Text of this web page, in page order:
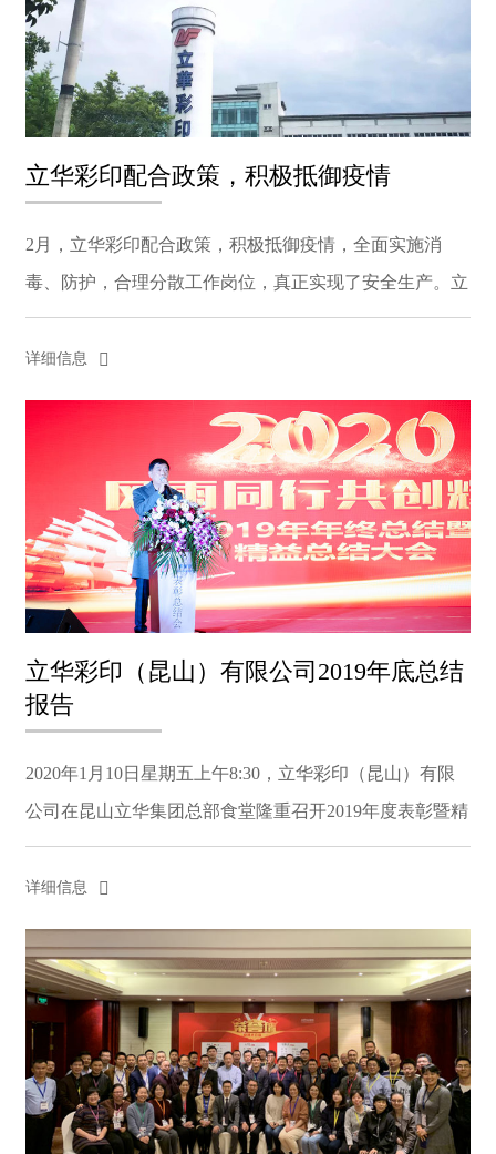
立华彩印配合政策，积极抵御疫情
2月，立华彩印配合政策，积极抵御疫情，全面实施消
毒、防护，合理分散工作岗位，真正实现了安全生产。立
华的消毒防护材料 口罩、消毒剂、温度计是复工的“三大
件”。在疫情结束之前，必须有足够的物资储备。按照...
详细信息
立华彩印（昆山）有限公司2019年底总结
报告
2020年1月10日星期五上午8:30，立华彩印（昆山）有限
公司在昆山立华集团总部食堂隆重召开2019年度表彰暨精
益项目总结会。会议由精益推进办公室和管理部门共同领
导。公司750多名员工、经理和董事出席了会议。公司高
详细信息